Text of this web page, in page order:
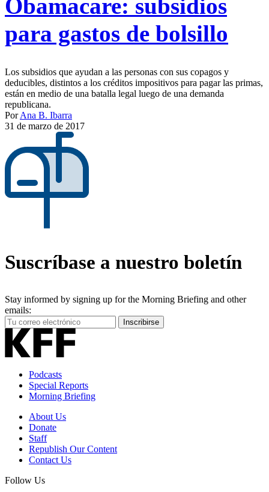
Obamacare: subsidios
para gastos de bolsillo
Los subsidios que ayudan a las personas con sus copagos y
deducibles, distintos a los créditos impositivos para pagar las primas,
están en medio de una batalla legal luego de una demanda
republicana.
PorAna B. Ibarra
31 de marzo de 2017
Suscríbase a nuestro boletín
Stay informed by signing up for the Morning Briefing and other
emails:
Your
Email
Address
Inscribirse
Podcasts
Special Reports
Morning Briefing
About Us
Donate
Staff
Republish Our Content
Contact Us
Follow Us